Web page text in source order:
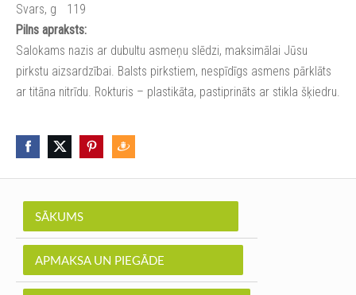
SĀKUMS
APMAKSA UN PIEGĀDE
Svars, g
119
Pilns apraksts:
Salokams nazis ar dubultu asmeņu slēdzi, maksimālai Jūsu
pirkstu aizsardzībai. Balsts pirkstiem, nespīdīgs asmens pārklāts
ar titāna nitrīdu. Rokturis – plastikāta, pastiprināts ar stikla šķiedru.